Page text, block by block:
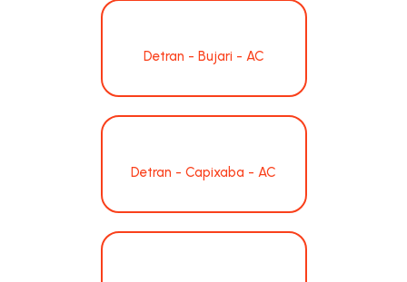
Detran - Bujari - AC
Detran - Capixaba - AC